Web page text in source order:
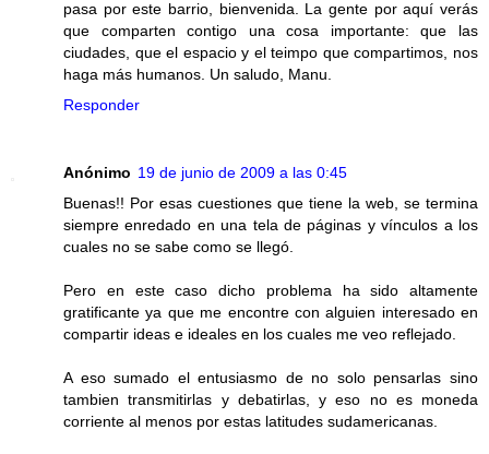
pasa por este barrio, bienvenida. La gente por aquí verás
que comparten contigo una cosa importante: que las
ciudades, que el espacio y el teimpo que compartimos, nos
haga más humanos. Un saludo, Manu.
Responder
Anónimo 19 de junio de 2009 a las 0:45
Buenas!! Por esas cuestiones que tiene la web, se termina
siempre enredado en una tela de páginas y vínculos a los
cuales no se sabe como se llegó.
Pero en este caso dicho problema ha sido altamente
gratificante ya que me encontre con alguien interesado en
compartir ideas e ideales en los cuales me veo reflejado.
A eso sumado el entusiasmo de no solo pensarlas sino
tambien transmitirlas y debatirlas, y eso no es moneda
corriente al menos por estas latitudes sudamericanas.